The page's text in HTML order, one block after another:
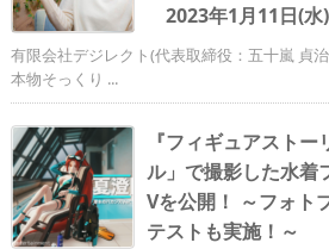
2023年1月11日(水
有限会社デジレクト(代表取締役：五十嵐 貞
本物そっくり ...
『フィギュアスト
ル」で撮影した水着
Vを公開！ ～フォト
テストも実施！～